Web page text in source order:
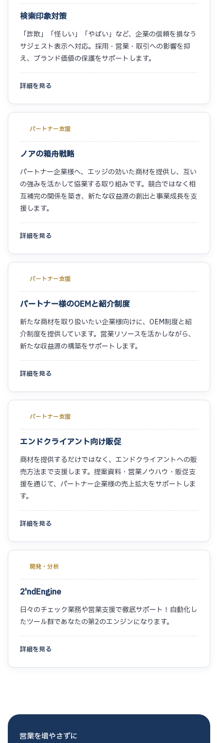
検索印象対策
「詐欺」「怪しい」「やばい」など、企業の信頼を損なう
サジェスト表示へ対応。採用・営業・取引への影響を抑
え、ブランド価値の保護をサポートします。
詳細を見る
パートナー支援
ノアの箱舟戦略
パートナー企業様へ、エッジの効いた商材を提供し、互い
の強みを活かして協業する取り組みです。競合ではなく相
互補完の関係を築き、新たな収益源の創出と事業成長を支
援します。
詳細を見る
パートナー支援
パートナー様のOEMと紹介制度
新たな商材を取り扱いたい企業様向けに、OEM制度と紹
介制度を提供しています。営業リソースを活かしながら、
新たな収益源の構築をサポートします。
詳細を見る
パートナー支援
エンドクライアント向け販促
商材を提供するだけではなく、エンドクライアントへの販
売方法まで支援します。提案資料・営業ノウハウ・販促支
援を通じて、パートナー企業様の売上拡大をサポートしま
す。
詳細を見る
開発・分析
2'ndEngine
日々のチェック業務や営業支援で徹底サポート！自動化し
たツール群であなたの第2のエンジンになります。
詳細を見る
営業を増やさずに